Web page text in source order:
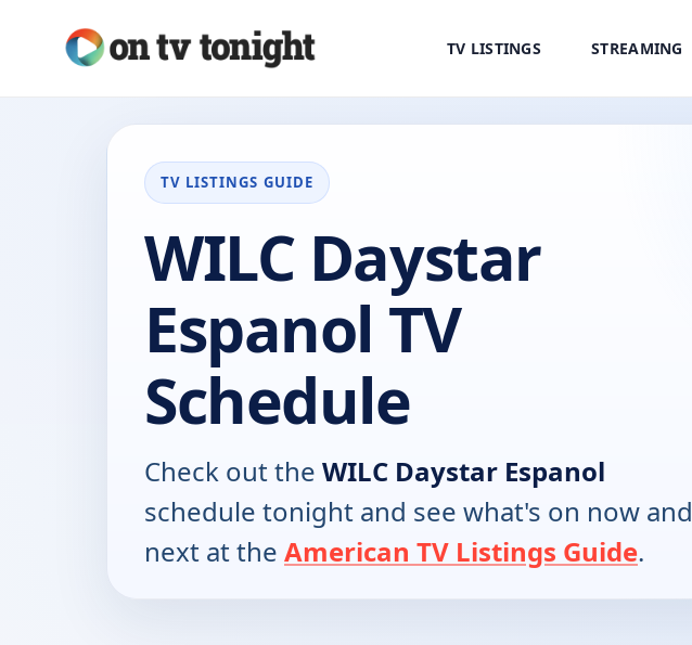
TV LISTINGS STREAMING
TV LISTINGS GUIDE
WILC Daystar
Espanol TV
Schedule
Check out the WILC Daystar Espanol
schedule tonight and see what's on now and
next at the American TV Listings Guide.